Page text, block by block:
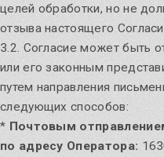
целей обработки, но не
отзыва настоящего
3.2. Согласие может быть
или его законным
путем направления
следующих способов:
* Почтовым
по адресу Оператора: